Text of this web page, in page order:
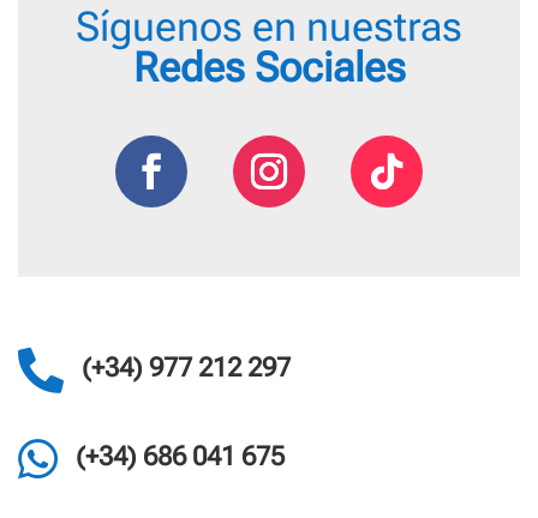
Síguenos en nuestras
Redes Sociales
 (+34) 977 212 297
 (+34) 686 041 675